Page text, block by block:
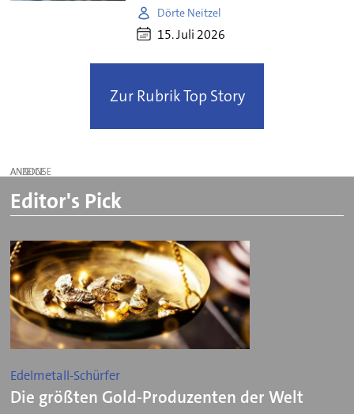
Dörte Neitzel
15. Juli 2026
Zur Rubrik Top Story
ANZEIGE
Editor's Pick
Edelmetall-Schürfer
Die größten Gold-Produzenten der Welt